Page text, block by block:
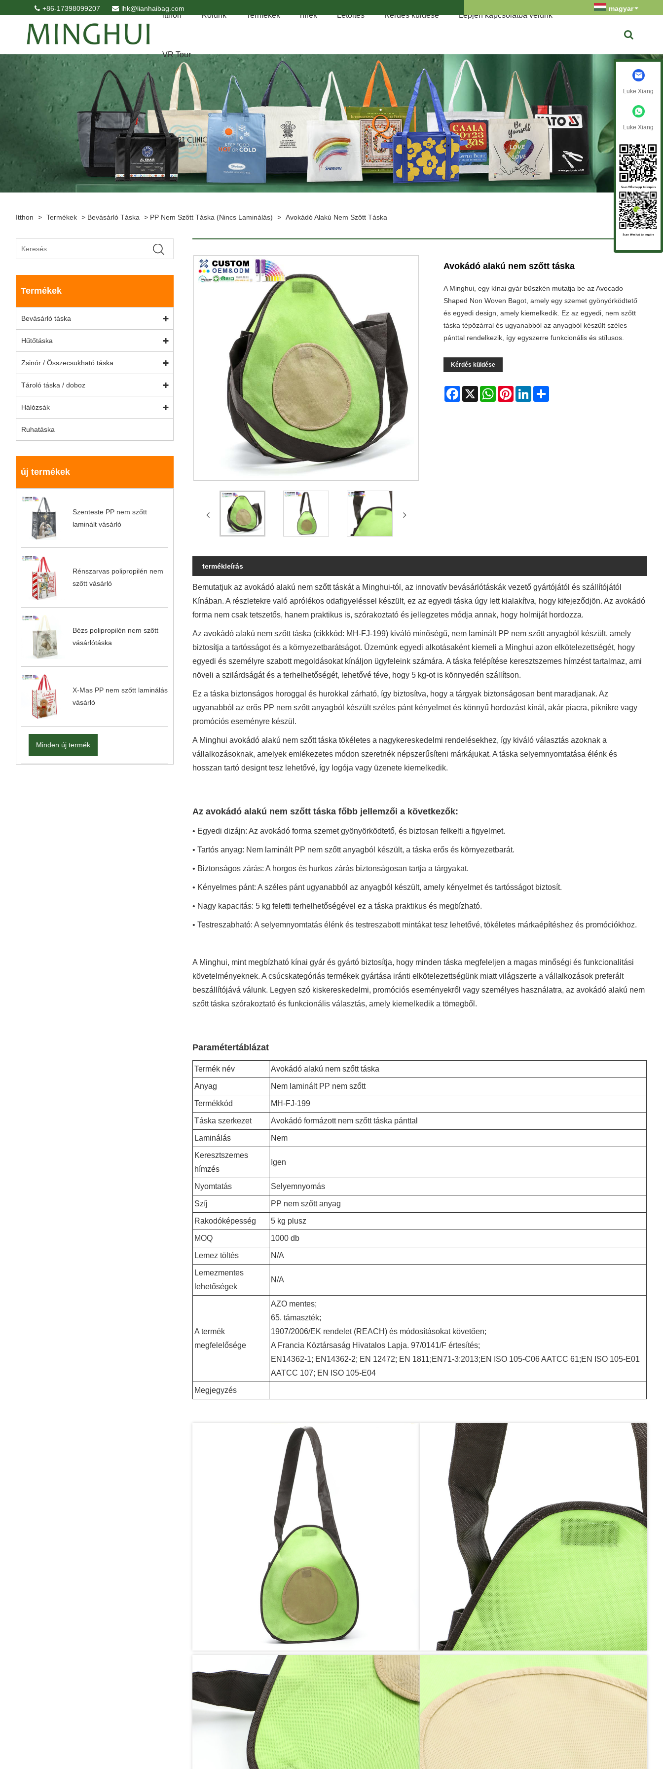
+86-17398099207 lhk@lianhaibag.com magyar
itthon Rólunk Termékek hírek Letöltés Kérdés küldése Lépjen kapcsolatba velünk
VR Tour
Itthon > Termékek > Bevásárló Táska > PP Nem Szőtt Táska (nincs Laminálás) > Avokádó Alakú Nem Szőtt Táska
Termékek
Bevásárló táska
Hűtőtáska
Zsinór / Összecsukható táska
Tároló táska / doboz
Hálózsák
Ruhatáska
új termékek
Szenteste PP nem szőtt
laminált vásárló
Rénszarvas polipropilén nem
szőtt vásárló
Bézs polipropilén nem szőtt
vásárlótáska
X-Mas PP nem szőtt laminálás
vásárló
Minden új termék
Avokádó alakú nem szőtt táska
A Minghui, egy kínai gyár büszkén mutatja be az Avocado
Shaped Non Woven Bagot, amely egy szemet gyönyörködtető
és egyedi design, amely kiemelkedik. Ez az egyedi, nem szőtt
táska tépőzárral és ugyanabból az anyagból készült széles
pánttal rendelkezik, így egyszerre funkcionális és stílusos.
Kérdés küldése
Facebook
X WhatsAppPinterestLinkedIn
termékleírás
Bemutatjuk az avokádó alakú nem szőtt táskát a Minghui-tól, az innovatív bevásárlótáskák vezető gyártójától és szállítójától
Kínában. A részletekre való aprólékos odafigyeléssel készült, ez az egyedi táska úgy lett kialakítva, hogy kifejeződjön. Az avokádó
forma nem csak tetszetős, hanem praktikus is, szórakoztató és jellegzetes módja annak, hogy holmiját hordozza.
Az avokádó alakú nem szőtt táska (cikkkód: MH-FJ-199) kiváló minőségű, nem laminált PP nem szőtt anyagból készült, amely
biztosítja a tartósságot és a környezetbarátságot. Üzemünk egyedi alkotásaként kiemeli a Minghui azon elkötelezettségét, hogy
egyedi és személyre szabott megoldásokat kínáljon ügyfeleink számára. A táska felépítése keresztszemes hímzést tartalmaz, ami
növeli a szilárdságát és a terhelhetőségét, lehetővé téve, hogy 5 kg-ot is könnyedén szállítson.
Ez a táska biztonságos horoggal és hurokkal zárható, így biztosítva, hogy a tárgyak biztonságosan bent maradjanak. Az
ugyanabból az erős PP nem szőtt anyagból készült széles pánt kényelmet és könnyű hordozást kínál, akár piacra, piknikre vagy
promóciós eseményre készül.
A Minghui avokádó alakú nem szőtt táska tökéletes a nagykereskedelmi rendelésekhez, így kiváló választás azoknak a
vállalkozásoknak, amelyek emlékezetes módon szeretnék népszerűsíteni márkájukat. A táska selyemnyomtatása élénk és
hosszan tartó designt tesz lehetővé, így logója vagy üzenete kiemelkedik.
Az avokádó alakú nem szőtt táska főbb jellemzői a következők:
• Egyedi dizájn: Az avokádó forma szemet gyönyörködtető, és biztosan felkelti a figyelmet.
• Tartós anyag: Nem laminált PP nem szőtt anyagból készült, a táska erős és környezetbarát.
• Biztonságos zárás: A horgos és hurkos zárás biztonságosan tartja a tárgyakat.
• Kényelmes pánt: A széles pánt ugyanabból az anyagból készült, amely kényelmet és tartósságot biztosít.
• Nagy kapacitás: 5 kg feletti terhelhetőségével ez a táska praktikus és megbízható.
• Testreszabható: A selyemnyomtatás élénk és testreszabott mintákat tesz lehetővé, tökéletes márkaépítéshez és promóciókhoz.
A Minghui, mint megbízható kínai gyár és gyártó biztosítja, hogy minden táska megfeleljen a magas minőségi és funkcionalitási
követelményeknek. A csúcskategóriás termékek gyártása iránti elkötelezettségünk miatt világszerte a vállalkozások preferált
beszállítójává válunk. Legyen szó kiskereskedelmi, promóciós eseményekről vagy személyes használatra, az avokádó alakú nem
szőtt táska szórakoztató és funkcionális választás, amely kiemelkedik a tömegből.
Paramétertáblázat
Termék név Avokádó alakú nem szőtt táska
Anyag Nem laminált PP nem szőtt
Termékkód MH-FJ-199
Táska szerkezet Avokádó formázott nem szőtt táska pánttal
Laminálás Nem
Keresztszemes
hímzés
Igen
Nyomtatás Selyemnyomás
Szíj PP nem szőtt anyag
Rakodóképesség 5 kg plusz
MOQ 1000 db
Lemez töltés N/A
Lemezmentes
lehetőségek
N/A
A termék
megfelelősége
AZO mentes;
65. támaszték;
1907/2006/EK rendelet (REACH) és módosításokat követően;
A Francia Köztársaság Hivatalos Lapja. 97/0141/F értesítés;
EN14362-1; EN14362-2; EN 12472; EN 1811;EN71-3:2013;EN ISO 105-C06 AATCC 61;EN ISO 105-E01
AATCC 107; EN ISO 105-E04
Megjegyzés
Luke Xiang
Luke Xiang